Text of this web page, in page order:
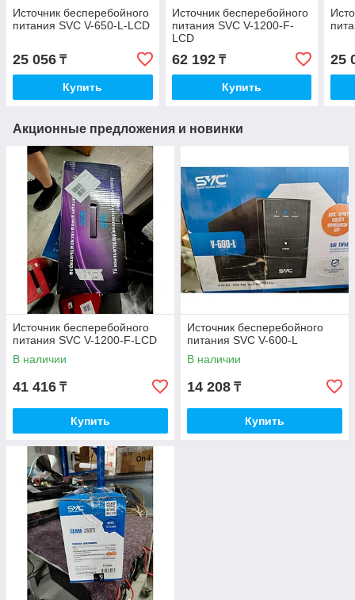
Источник бесперебойного
питания SVC V-650-L-LCD
25 056 ₸
Купить
Источник бесперебойного
питания SVC V-1200-F-
LCD
62 192₸
Купить
25
Акционные предложения и новинки
Источник бесперебойного
питания SVC V-1200-F-LCD
В наличии
41 416 ₸
Купить
Источник бесперебойного
питания SVC V-600-L
В наличии
14 208 ₸
Купить